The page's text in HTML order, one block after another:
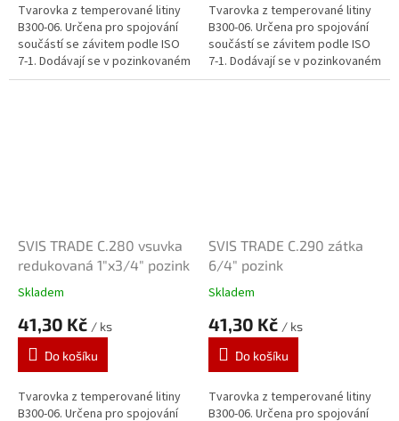
Tvarovka z temperované litiny
B300-06. Určena pro spojování
součástí se závitem podle ISO
7-1. Dodávají se v pozinkovaném
provedení. Zinkový povlak o
Tvarovka z temperované litiny
B300-06. Určena pro spojování
součástí se závitem podle ISO
7-1. Dodávají se v pozinkovaném
provedení. Zinkový povlak o
SVIS TRADE C.280 vsuvka
redukovaná 1"x3/4" pozink
Skladem
41,30 Kč / ks
Do košíku
Tvarovka z temperované litiny
B300-06. Určena pro spojování
SVIS TRADE C.290 zátka
6/4" pozink
Skladem
41,30 Kč / ks
Do košíku
Tvarovka z temperované litiny
B300-06. Určena pro spojování